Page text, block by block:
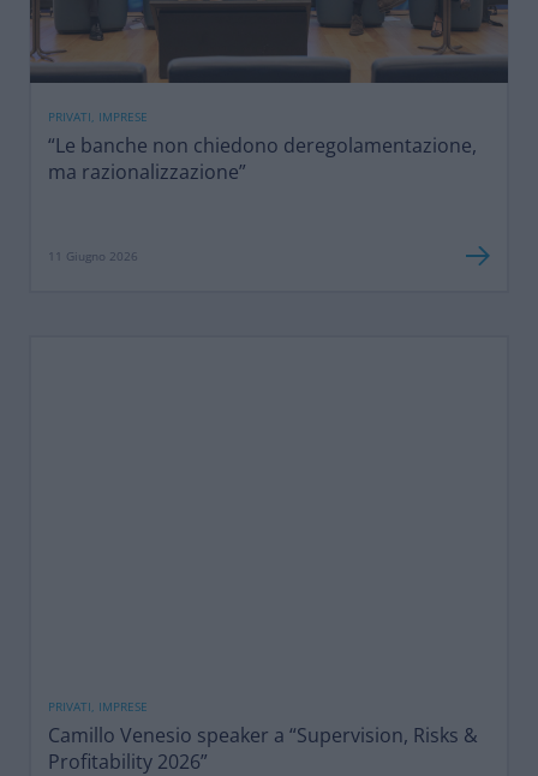
PRIVATI, IMPRESE
“Le banche non chiedono deregolamentazione,
ma razionalizzazione”
11 Giugno 2026
PRIVATI, IMPRESE
Camillo Venesio speaker a “Supervision, Risks &
Profitability 2026”